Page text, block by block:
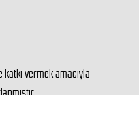
vermek amacıyla